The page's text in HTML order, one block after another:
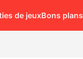
de jeuxBons plans